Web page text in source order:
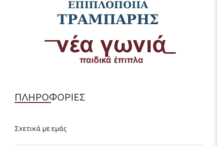
ΠΛΗΡΟΦΟΡΙΕΣ
Σχετικά με εμάς